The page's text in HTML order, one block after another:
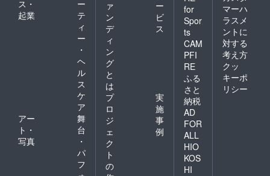
ス・
起業
ー
テ
ィ
ー
・
ヘ
ル
ス
ケ
ア
アー
ト・
写真
舞
台
・
パ
フ
ァ
ン
デ
ィ
ン
グ
と
は
ー
ビ
ス
プ
ロ
ジ
ェ
ク
ト
の
実
施
事
例
for
Spor
ts
CAM
PFI
RE
ふる
さと
納税
AD
FOR
ALL
HIO
KOS
HI
マーハ
ラスメ
ントに
対する
考え方
クッ
キーポ
リシー